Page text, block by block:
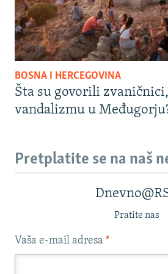
BOSNA I HERCEGOVINA
Šta su govorili zvaničnici,
vandalizmu u
Pretplatite se na naš
Pratite nas
Vaša e-mail adresa *